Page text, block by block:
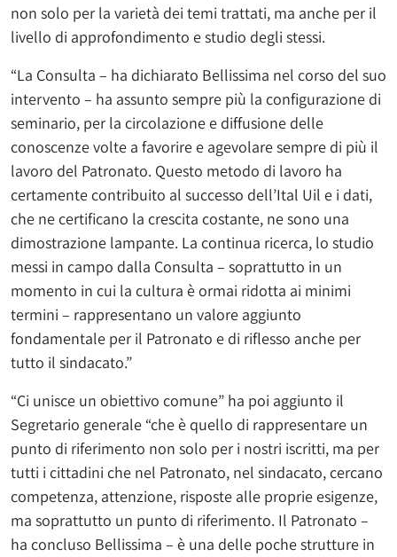
non solo per la varietà dei temi trattati, ma anche per il
livello di approfondimento e studio degli stessi.
“La Consulta – ha dichiarato Bellissima nel corso del suo
intervento – ha assunto sempre più la configurazione di
seminario, per la circolazione e diffusione delle
conoscenze volte a favorire e agevolare sempre di più il
lavoro del Patronato. Questo metodo di lavoro ha
certamente contribuito al successo dell’Ital Uil e i dati,
che ne certificano la crescita costante, ne sono una
dimostrazione lampante. La continua ricerca, lo studio
messi in campo dalla Consulta – soprattutto in un
momento in cui la cultura è ormai ridotta ai minimi
termini – rappresentano un valore aggiunto
fondamentale per il Patronato e di riflesso anche per
tutto il sindacato.”
“Ci unisce un obiettivo comune” ha poi aggiunto il
Segretario generale “che è quello di rappresentare un
punto di riferimento non solo per i nostri iscritti, ma per
tutti i cittadini che nel Patronato, nel sindacato, cercano
competenza, attenzione, risposte alle proprie esigenze,
ma soprattutto un punto di riferimento. Il Patronato –
ha concluso Bellissima – è una delle poche strutture in